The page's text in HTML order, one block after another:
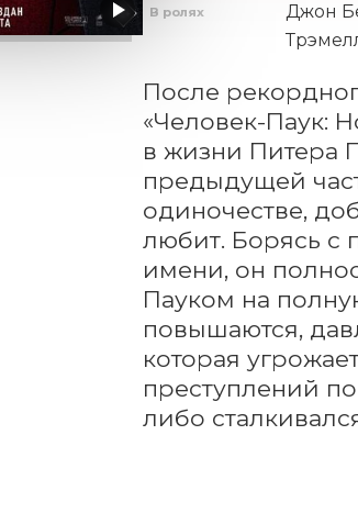
В ролях
Джон
После
«Человек-Паук:
в жизни Питера
предыдущей
одиночестве,
любит. Борясь с
имени, он
Пауком на
повышаются,
которая
преступлений
либо